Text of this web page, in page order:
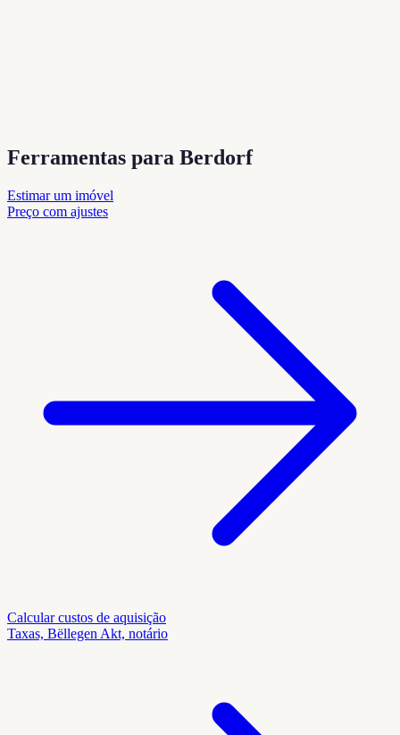
Ferramentas para Berdorf
Estimar um imóvel
Preço com ajustes
Calcular custos de aquisição
Taxas, Bëllegen Akt, notário